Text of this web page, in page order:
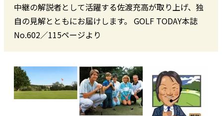
中継の解説者として活躍する佐渡充高が取り上げ、独
自の見解とともにお届けします。 GOLF TODAY本誌
No.602／115ページより